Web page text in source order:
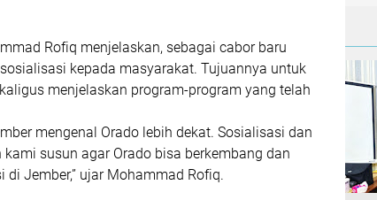
Rofiq menjelaskan, sebagai cabor baru
kepada masyarakat. Tujuannya untuk
menjelaskan program-program yang telah
mengenal Orado lebih dekat. Sosialisasi dan
susun agar Orado bisa berkembang dan
Jember,” ujar Mohammad Rofiq.